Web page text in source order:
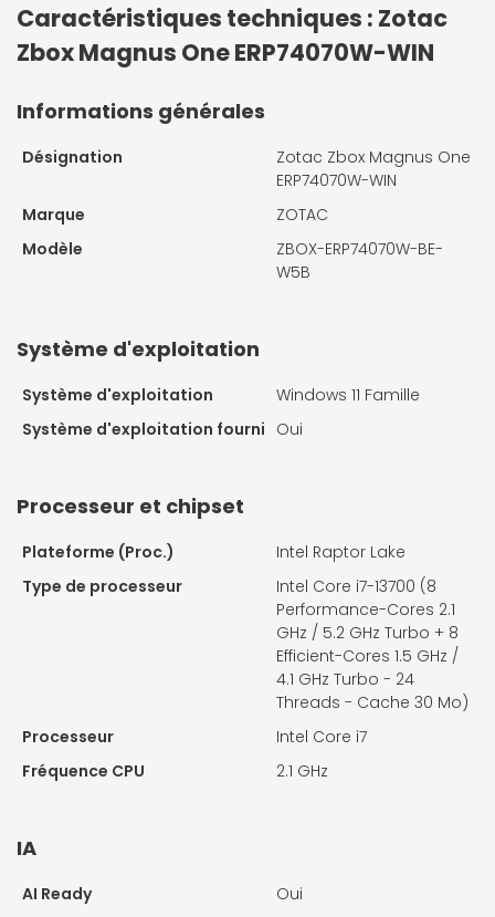
Caractéristiques techniques : Zotac
Zbox Magnus One ERP74070W-WIN
Informations générales
Désignation
Zotac Zbox Magnus One
ERP74070W-WIN
Marque
ZOTAC
Modèle
ZBOX-ERP74070W-BE-
W5B
Système d'exploitation
Système d'exploitation
Windows 11 Famille
Système d'exploitation fourni Oui
Processeur et chipset
Plateforme (Proc.)
Intel Raptor Lake
Type de processeur
Intel Core i7-13700 (8
Performance-Cores 2.1
GHz / 5.2 GHz Turbo + 8
Efficient-Cores 1.5 GHz /
4.1 GHz Turbo - 24
Threads - Cache 30 Mo)
Processeur
Intel Core i7
Fréquence CPU
2.1 GHz
IA
AI Ready Oui